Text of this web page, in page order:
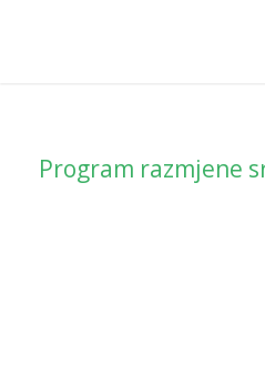
Program razmjene